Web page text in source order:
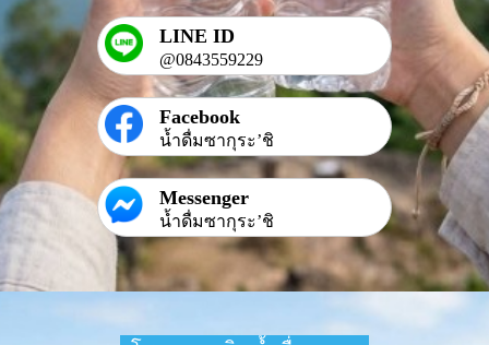
LINE ID
@0843559229
Facebook
น้ำดื่มซากุระ’ชิ
Messenger
น้ำดื่มซากุระ’ชิ